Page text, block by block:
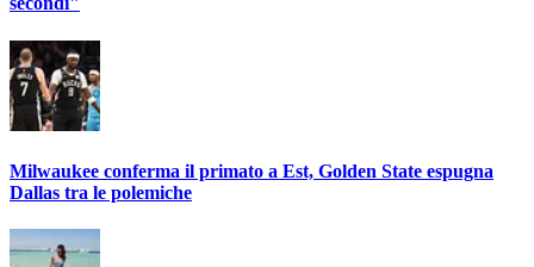
Milwaukee conferma il primato a Est, Golden State espugna
Dallas tra le polemiche